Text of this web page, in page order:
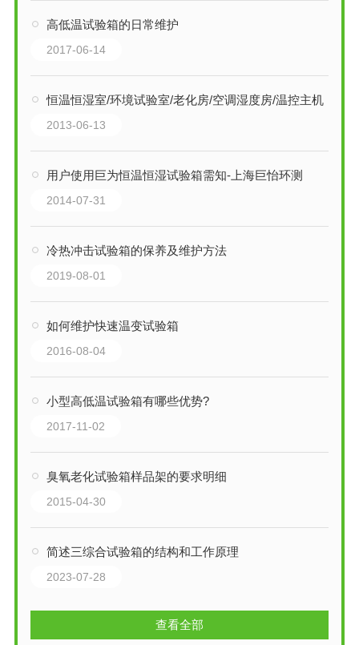
高低温试验箱的日常维护
2017-06-14
恒温恒湿室/环境试验室/老化房/空调湿度房/温控主机
2013-06-13
用户使用巨为恒温恒湿试验箱需知-上海巨怡环测
2014-07-31
冷热冲击试验箱的保养及维护方法
2019-08-01
如何维护快速温变试验箱
2016-08-04
小型高低温试验箱有哪些优势?
2017-11-02
臭氧老化试验箱样品架的要求明细
2015-04-30
简述三综合试验箱的结构和工作原理
2023-07-28
查看全部